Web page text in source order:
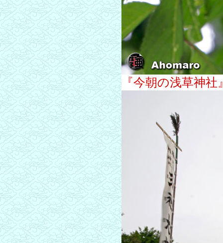
『今朝の浅草神社